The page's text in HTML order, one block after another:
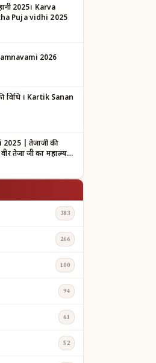
2025। Karva
Puja vidhi 2025
2026
विधि । Kartik Sanan
की
तेजा जी का महात्म्य |
383
266
100
94
61
52